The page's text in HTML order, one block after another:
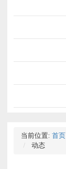
当前位置: 首页
动态